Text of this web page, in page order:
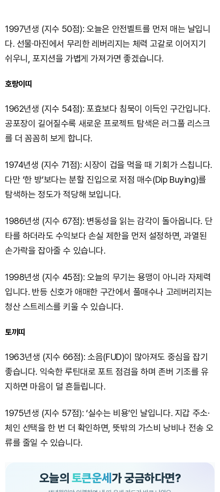
1997년생 (지수 50점): 오늘은 안전벨트를 먼저 매는 날입니
다. 선물·마진에서 무리한 레버리지는 체력 고갈로 이어지기
쉬우니, 포지션을 가볍게 가져가면 좋겠습니다.
호랑이띠
1962년생 (지수 54점): 포효보다 침묵이 이득인 구간입니다.
공포장이 길어질수록 새로운 프로젝트 탐색은 러그풀 리스크
를 더 꼼꼼히 보게 합니다.
1974년생 (지수 71점): 시장이 겁을 먹을 때 기회가 스칩니다.
다만 ‘한 방’보다는 분할 진입으로 저점 매수(Dip Buying)를
탐색하는 정도가 적당해 보입니다.
1986년생 (지수 67점): 변동성을 읽는 감각이 돌아옵니다. 단
타를 하더라도 수익보다 손실 제한을 먼저 설정하면, 과열된
손가락을 잡아줄 수 있습니다.
1998년생 (지수 45점): 오늘의 무기는 용맹이 아니라 자제력
입니다. 반등 신호가 애매한 구간에서 풀매수나 고레버리지는
청산 스트레스를 키울 수 있습니다.
토끼띠
1963년생 (지수 66점): 소음(FUD)이 많아져도 중심을 잡기
좋습니다. 익숙한 루틴대로 포트 점검을 하며 존버 기조를 유
지하면 마음이 덜 흔들립니다.
1975년생 (지수 57점): ‘실수는 비용’인 날입니다. 지갑 주소·
체인 선택을 한 번 더 확인하면, 뜻밖의 가스비 낭비나 전송 오
류를 줄일 수 있습니다.